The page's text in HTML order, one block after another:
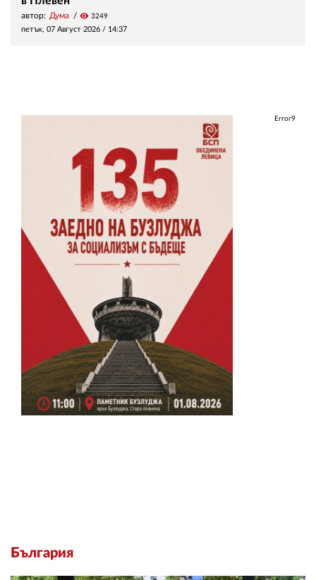
автор: Дума visibility 3249
петък, 07 Август 2026 / 14:37
Error9
България